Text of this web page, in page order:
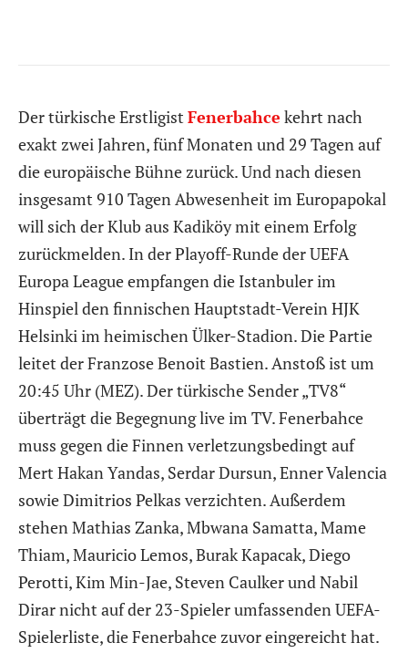
Der türkische Erstligist Fenerbahce kehrt nach
exakt zwei Jahren, fünf Monaten und 29 Tagen auf
die europäische Bühne zurück. Und nach diesen
insgesamt 910 Tagen Abwesenheit im Europapokal
will sich der Klub aus Kadiköy mit einem Erfolg
zurückmelden. In der Playoff-Runde der UEFA
Europa League empfangen die Istanbuler im
Hinspiel den finnischen Hauptstadt-Verein HJK
Helsinki im heimischen Ülker-Stadion. Die Partie
leitet der Franzose Benoit Bastien. Anstoß ist um
20:45 Uhr (MEZ). Der türkische Sender „TV8“
überträgt die Begegnung live im TV. Fenerbahce
muss gegen die Finnen verletzungsbedingt auf
Mert Hakan Yandas, Serdar Dursun, Enner Valencia
sowie Dimitrios Pelkas verzichten. Außerdem
stehen Mathias Zanka, Mbwana Samatta, Mame
Thiam, Mauricio Lemos, Burak Kapacak, Diego
Perotti, Kim Min-Jae, Steven Caulker und Nabil
Dirar nicht auf der 23-Spieler umfassenden UEFA-
Spielerliste, die Fenerbahce zuvor eingereicht hat.